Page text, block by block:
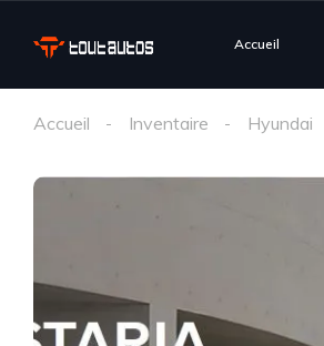
Accueil
Accueil Inventaire Hyundai